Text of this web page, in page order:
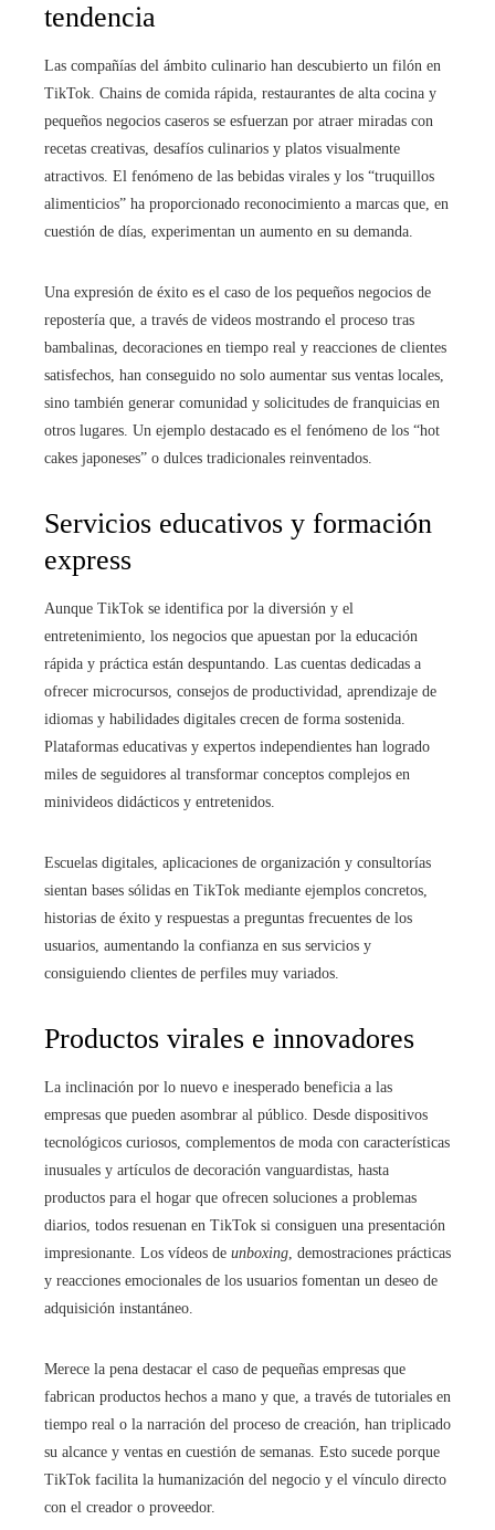
tendencia
Las compañías del ámbito culinario han descubierto un filón en
TikTok. Chains de comida rápida, restaurantes de alta cocina y
pequeños negocios caseros se esfuerzan por atraer miradas con
recetas creativas, desafíos culinarios y platos visualmente
atractivos. El fenómeno de las bebidas virales y los “truquillos
alimenticios” ha proporcionado reconocimiento a marcas que, en
cuestión de días, experimentan un aumento en su demanda.
Una expresión de éxito es el caso de los pequeños negocios de
repostería que, a través de videos mostrando el proceso tras
bambalinas, decoraciones en tiempo real y reacciones de clientes
satisfechos, han conseguido no solo aumentar sus ventas locales,
sino también generar comunidad y solicitudes de franquicias en
otros lugares. Un ejemplo destacado es el fenómeno de los “hot
cakes japoneses” o dulces tradicionales reinventados.
Servicios educativos y formación
express
Aunque TikTok se identifica por la diversión y el
entretenimiento, los negocios que apuestan por la educación
rápida y práctica están despuntando. Las cuentas dedicadas a
ofrecer microcursos, consejos de productividad, aprendizaje de
idiomas y habilidades digitales crecen de forma sostenida.
Plataformas educativas y expertos independientes han logrado
miles de seguidores al transformar conceptos complejos en
minivideos didácticos y entretenidos.
Escuelas digitales, aplicaciones de organización y consultorías
sientan bases sólidas en TikTok mediante ejemplos concretos,
historias de éxito y respuestas a preguntas frecuentes de los
usuarios, aumentando la confianza en sus servicios y
consiguiendo clientes de perfiles muy variados.
Productos virales e innovadores
La inclinación por lo nuevo e inesperado beneficia a las
empresas que pueden asombrar al público. Desde dispositivos
tecnológicos curiosos, complementos de moda con características
inusuales y artículos de decoración vanguardistas, hasta
productos para el hogar que ofrecen soluciones a problemas
diarios, todos resuenan en TikTok si consiguen una presentación
impresionante. Los vídeos de unboxing, demostraciones prácticas
y reacciones emocionales de los usuarios fomentan un deseo de
adquisición instantáneo.
Merece la pena destacar el caso de pequeñas empresas que
fabrican productos hechos a mano y que, a través de tutoriales en
tiempo real o la narración del proceso de creación, han triplicado
su alcance y ventas en cuestión de semanas. Esto sucede porque
TikTok facilita la humanización del negocio y el vínculo directo
con el creador o proveedor.